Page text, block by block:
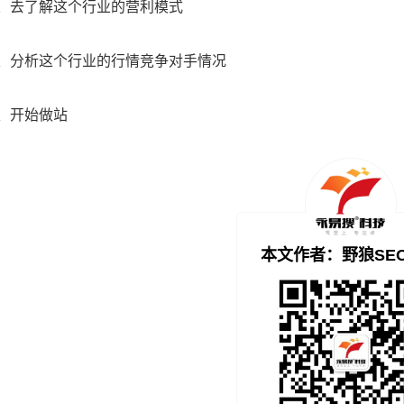
了解这个行业的营利模式
析这个行业的行情竞争对手情况
始做站
本文作者：野狼